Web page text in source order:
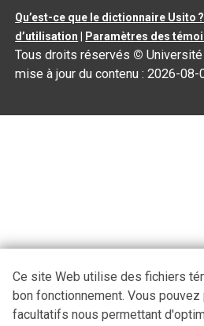
Qu’est-ce que le dictionnaire Usito ?
d’utilisation
Paramètres des
Tous droits réservés ©
mise à jour du contenu :2026-08-
Ce site Web utilise des fichiers
bon fonctionnement. Vous
facultatifs nous permettant